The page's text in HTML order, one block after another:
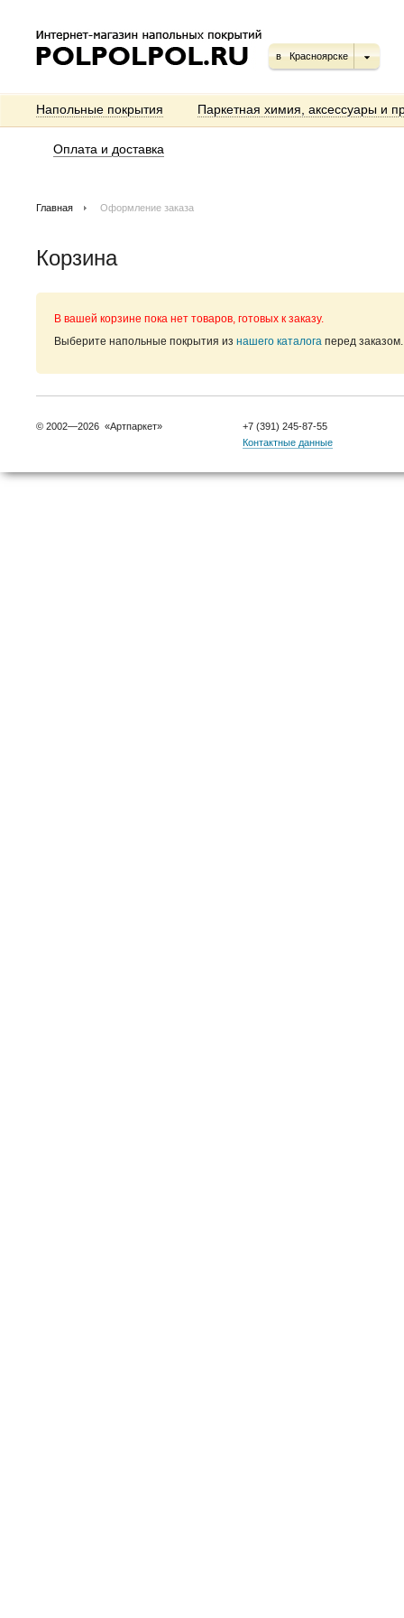
в Красноярске
Напольные покрытия Паркетная химия, аксессуары и
Оплата и доставка
Главная Оформление заказа
Корзина
В вашей корзине пока нет товаров, готовых к заказу.
Выберите напольные покрытия из нашего каталога перед заказом.
© 2002—2026 «Артпаркет»
+7 (391) 245-87-55
Контактные данные